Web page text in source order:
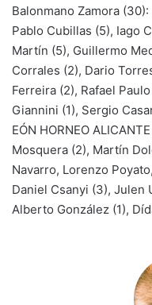
Balonmano Zamora
Pablo Cubillas (5), Iago
Martín (5), Guillermo
Corrales (2), Dario
Ferreira (2), Rafael
Giannini (1), Sergio
EÓN HORNEO
Mosquera (2), Martín
Navarro, Lorenzo
Daniel Csanyi (3), Julen
Alberto González (1),